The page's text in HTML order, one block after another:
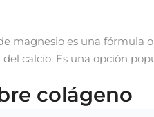
magnesio es una
calcio. Es una opción
colágeno